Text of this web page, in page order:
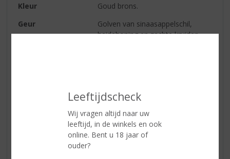
Leeftijdscheck
Wij vragen altijd naar uw
leeftijd, in de winkels en ook
online. Bent u 18 jaar of
ouder?
Kleur
Goud brons.
Geur
Golven van sinaasappelschil,
heidehoning en zachte kruiden,
kaneel, aardse tannines en tonen
van gember in de afdronk.
Reviews